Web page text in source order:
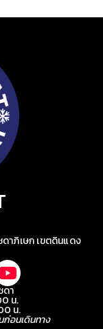
าภิเษก เขตดินแดง
ดา
น.
น.
อนเดินทาง